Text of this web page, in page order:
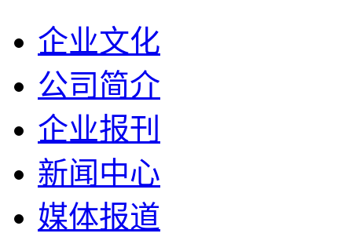
企业文化
公司简介
企业报刊
新闻中心
媒体报道